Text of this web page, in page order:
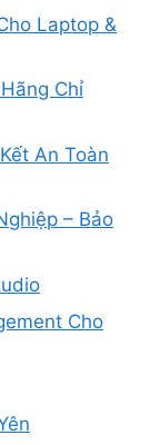
Laptop &
Chỉ
An Toàn
– Bảo
Cho